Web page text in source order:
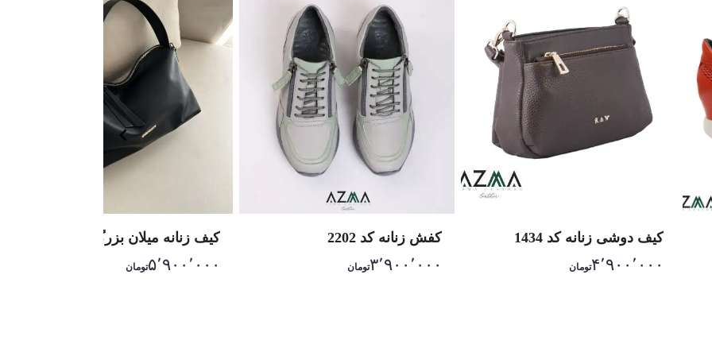
کیف دوشی زنانه کد 1434
۴٬۹۰۰٬۰۰۰تومان
کفش زنانه کد 2202
۳٬۹۰۰٬۰۰۰تومان
کیف زنانه میلان بزرگ
۵٬۹۰۰٬۰۰۰تومان